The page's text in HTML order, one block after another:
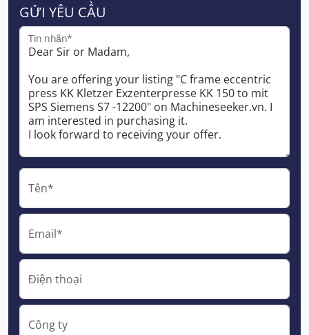
GỬI YÊU CẦU
Tin nhắn*
Tên*
Email*
Điện thoại
Công ty